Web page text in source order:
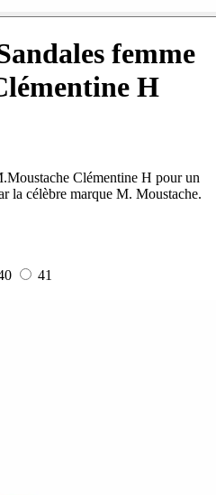
femme
H
Clémentine H pour un
la célèbre marque M. Moustache.
41